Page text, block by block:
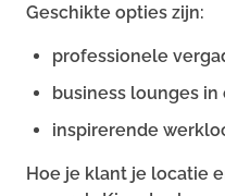
Geschikte opties zijn:
professionele
business lounges
inspirerende
Hoe je klant je locatie